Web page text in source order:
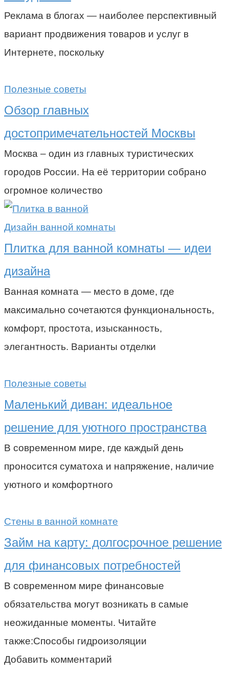
Реклама в блогах — наиболее перспективный
вариант продвижения товаров и услуг в
Интернете, поскольку
Полезные советы
Обзор главных
достопримечательностей Москвы
Москва – один из главных туристических
городов России. На её территории собрано
огромное количество
Дизайн ванной комнаты
Плитка для ванной комнаты — идеи
дизайна
Ванная комната — место в доме, где
максимально сочетаются функциональность,
комфорт, простота, изысканность,
элегантность. Варианты отделки
Полезные советы
Маленький диван: идеальное
решение для уютного пространства
В современном мире, где каждый день
проносится суматоха и напряжение, наличие
уютного и комфортного
Стены в ванной комнате
Займ на карту: долгосрочное решение
для финансовых потребностей
В современном мире финансовые
обязательства могут возникать в самые
неожиданные моменты. Читайте
также:Способы гидроизоляции
Добавить комментарий